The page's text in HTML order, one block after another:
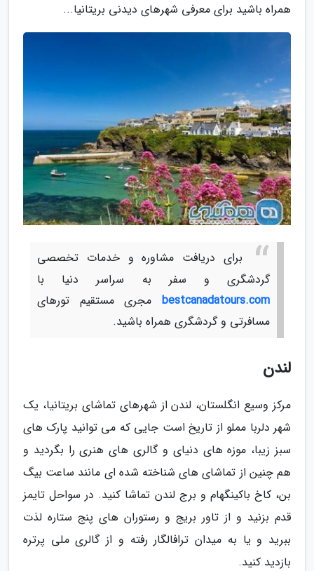
همراه باشید برای معرفی شهرهای دیدنی بریتانیا...
برای دریافت مشاوره و خدمات تخصصی
گردشگری و سفر به سراسر دنیا با
bestcanadatours.com مجری مستقیم تورهای
مسافرتی و گردشگری همراه باشید.
لندن
مرکز وسیع انگلستان، لندن از شهرهای تماشای بریتانیا، یک
شهر دلربا مملو از تاریخ است جایی که می توانید پارک های
سبز زیبا، موزه های دنیای و گالری های هنری را بگردید و
هم چنین از تماشای های شناخته شده ای مانند ساعت بیگ
بن، کاخ باکینگهام و برج لندن تماشا کنید. در سواحل تایمز
قدم بزنید و از تاور بریج و رستوران های پنج ستاره لذت
ببرید و یا به میدان ترافالگار رفته و از گالری ملی پرتره
بازدید کنید.